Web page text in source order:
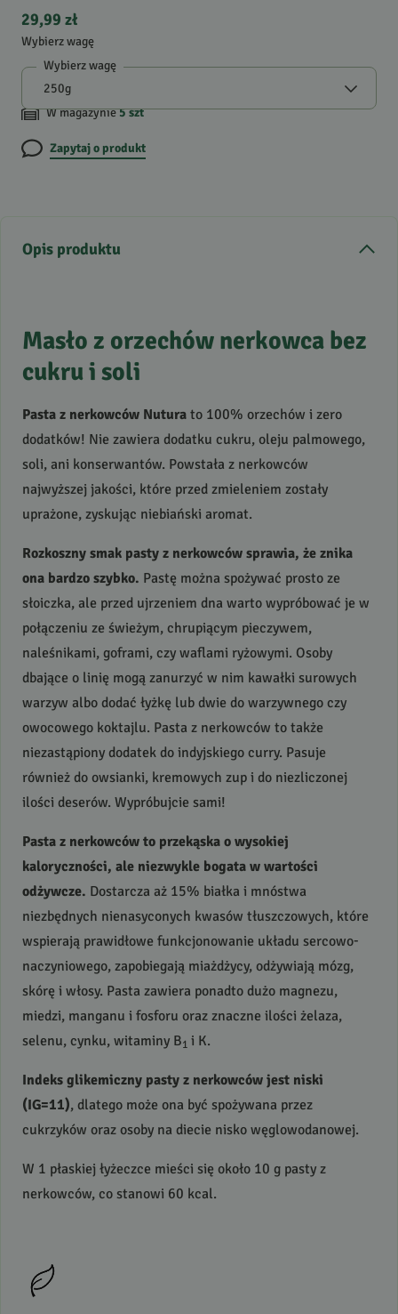
29,99 zł
Wybierz wagę
Wybierz wagę
W magazynie5szt
Zapytaj o produkt
Opis produktu
Masło z orzechów nerkowca bez
cukru i soli
Pasta z nerkowców Nutura to 100% orzechów i zero
dodatków! Nie zawiera dodatku cukru, oleju palmowego,
soli, ani konserwantów. Powstała z nerkowców
najwyższej jakości, które przed zmieleniem zostały
uprażone, zyskując niebiański aromat.
Rozkoszny smak pasty z nerkowców sprawia, że znika
ona bardzo szybko. Pastę można spożywać prosto ze
słoiczka, ale przed ujrzeniem dna warto wypróbować je w
połączeniu ze świeżym, chrupiącym pieczywem,
naleśnikami, goframi, czy waflami ryżowymi. Osoby
dbające o linię mogą zanurzyć w nim kawałki surowych
warzyw albo dodać łyżkę lub dwie do warzywnego czy
owocowego koktajlu. Pasta z nerkowców to także
niezastąpiony dodatek do indyjskiego curry. Pasuje
również do owsianki, kremowych zup i do niezliczonej
ilości deserów. Wypróbujcie sami!
Pasta z nerkowców to przekąska o wysokiej
kaloryczności, ale niezwykle bogata w wartości
odżywcze. Dostarcza aż 15% białka i mnóstwa
niezbędnych nienasyconych kwasów tłuszczowych, które
wspierają prawidłowe funkcjonowanie układu sercowo-
naczyniowego, zapobiegają miażdżycy, odżywiają mózg,
skórę i włosy. Pasta zawiera ponadto dużo magnezu,
miedzi, manganu i fosforu oraz znaczne ilości żelaza,
selenu, cynku, witaminy B1 i K.
Indeks glikemiczny pasty z nerkowców jest niski
(IG=11), dlatego może ona być spożywana przez
cukrzyków oraz osoby na diecie nisko węglowodanowej.
W 1 płaskiej łyżeczce mieści się około 10 g pasty z
nerkowców, co stanowi 60 kcal.